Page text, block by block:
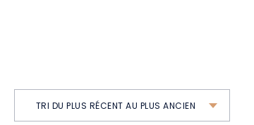
TRI DU PLUS RÉCENT AU PLUS ANCIEN